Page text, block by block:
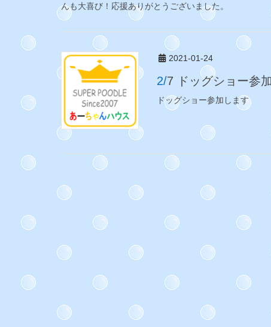
んも大喜び！応援ありがとうございました。
2021-01-24
2/7 ドッグショー
ドッグショー参加します